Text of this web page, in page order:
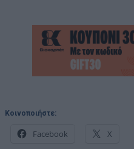
Κοινοποιήστε:
Facebook X